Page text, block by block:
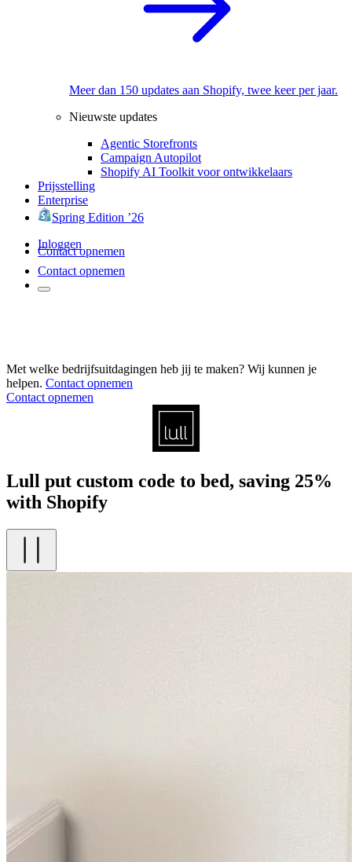
Meer dan 150 updates aan Shopify, twee keer per jaar.
Nieuwste updates
Agentic Storefronts
Campaign Autopilot
Shopify AI Toolkit voor ontwikkelaars
Prijsstelling
Enterprise
Spring Edition ’26
Inloggen
Contact opnemen
Contact opnemen
Met welke bedrijfsuitdagingen heb jij te maken? Wij kunnen je
helpen. Contact opnemen
Contact opnemen
Lull put custom code to bed, saving 25%
with Shopify